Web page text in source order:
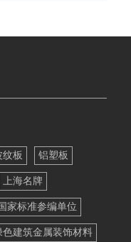
纹板 铝塑板
上海名牌
家标准参编单位
色建筑金属装饰材料